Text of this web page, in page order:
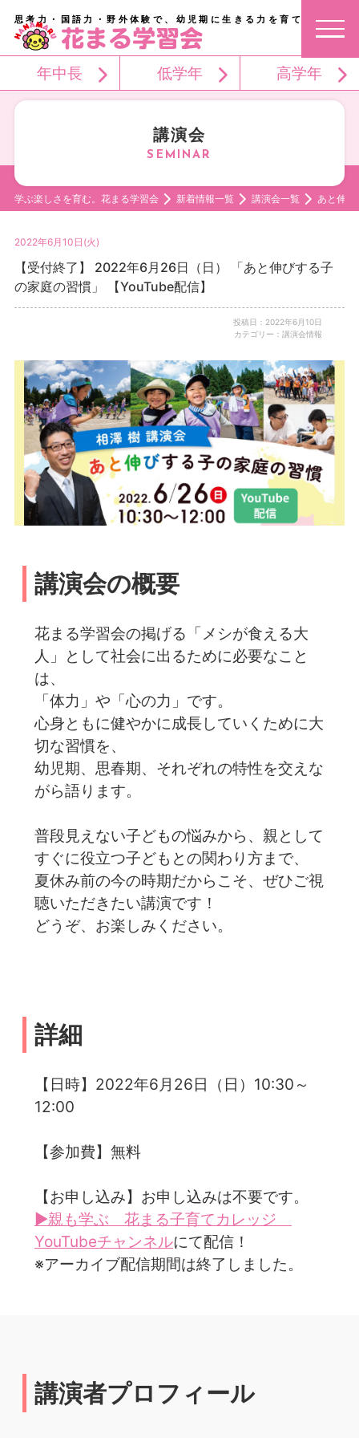
思考力・国語力・野外体験で、幼児期に生きる力を育てる。
年中長 低学年 高学年
講演会
学ぶ楽しさを育む。花まる学習会 新着情報一覧 講演会一覧 あと伸び
2022年6月10日(火)
【受付終了】 2022年6月26日（日） 「あと伸びする子
の家庭の習慣」 【YouTube配信】
投稿日：2022年6月10日
カテゴリー：講演会情報
講演会の概要
花まる学習会の掲げる「メシが食える大
人」として社会に出るために必要なこと
は、
「体力」や「心の力」です。
心身ともに健やかに成長していくために大
切な習慣を、
幼児期、思春期、それぞれの特性を交えな
がら語ります。
普段見えない子どもの悩みから、親として
すぐに役立つ子どもとの関わり方まで、
夏休み前の今の時期だからこそ、ぜひご視
聴いただきたい講演です！
どうぞ、お楽しみください。
詳細
【日時】2022年6月26日（日）10:30～
12:00
【参加費】無料
【お申し込み】お申し込みは不要です。
▶親も学ぶ 花まる子育てカレッジ
YouTubeチャンネルにて配信！
※アーカイブ配信期間は終了しました。
講演者プロフィール